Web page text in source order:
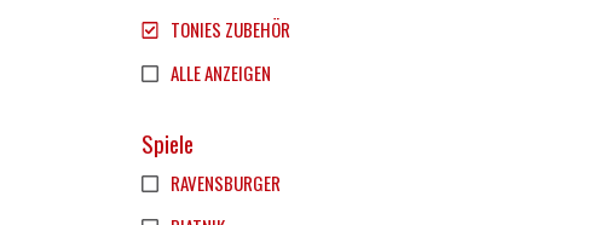
TONIES ZUBEHÖR
ALLE ANZEIGEN
Spiele
RAVENSBURGER